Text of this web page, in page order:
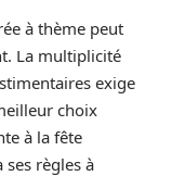
à thème peut
La multiplicité
exige
choix
à la fête
ses règles à